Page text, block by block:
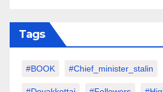
Tags
#BOOK #chief_minister_stalin